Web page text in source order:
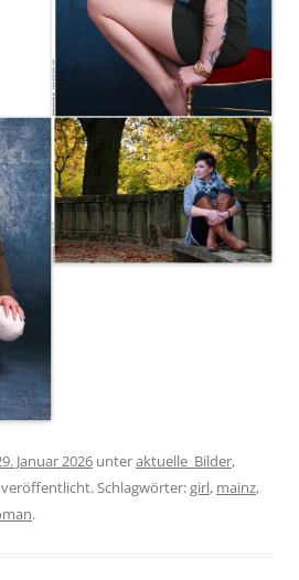
Januar 2026 unteraktuelle_Bilder,
veröffentlicht. Schlagwörter:girl, mainz,
.